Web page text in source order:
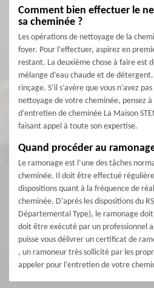
Comment bien effectuer le
sa cheminée ?
Les opérations de nettoyage de la
foyer. Pour l’effectuer, aspirez en
restant. La deuxième chose à faire est
mélange d’eau chaude et de
rinçage. S’il s’avère que vous n’avez
nettoyage de votre cheminée, pensez
d’entretien de cheminée La Maison
faisant appel à toute son expertise.
Quand procéder au
Le ramonage est l’une des tâches
cheminée. Il doit être effectué
dispositions quant à la fréquence de
cheminée. D’après les dispositions du
Départemental Type), le ramonage
doit être exécuté par un professionnel
puisse vous délivrer un certificat de
, un ramoneur très sollicité par les
appeler pour l’entretien de votre